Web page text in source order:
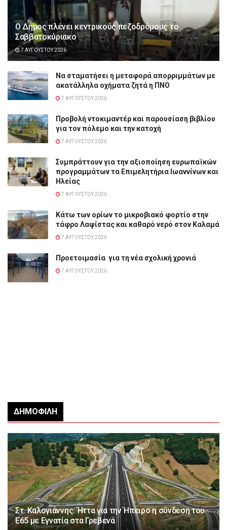
Ο Δήμος πλένει κεντρικούς πεζοδρόμους το
Σαββατοκύριακο
7 ΑΥΓΟΎΣΤΟΥ 2026
Να σταματήσει η μεταφορά απορριμμάτων με
ακατάλληλα οχήματα ζητά η ΠΝΟ
7 ΑΥΓΟΎΣΤΟΥ 2026
Προβολή ντοκιμαντέρ και παρουσίαση βιβλίου
για τον πόλεμο και την κατοχή
7 ΑΥΓΟΎΣΤΟΥ 2026
Συμπράττουν για την αξιοποίηση ευρωπαϊκών
προγραμμάτων τα Επιμελητήρια Ιωαννίνων και
Ηλείας
7 ΑΥΓΟΎΣΤΟΥ 2026
Κάτω των ορίων το μικροβιακό φορτίο στην
τάφρο Λαψίστας και καθαρό νερό στον Καλαμά
7 ΑΥΓΟΎΣΤΟΥ 2026
Προετοιμασία για τη νέα σχολική χρονιά
7 ΑΥΓΟΎΣΤΟΥ 2026
ΔΗΜΟΦΙΛΉ
Στ. Καλογιάννης: Ήττα για την Ήπειρο η σύνδεση του
Ε65 με Εγνατία στα Γρεβενά